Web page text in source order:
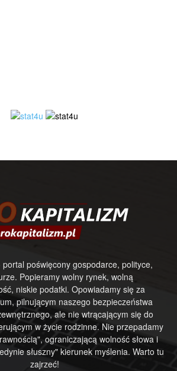
poświęcony gospodarce, polityce,
Popieramy wolny rynek, wolną
niskie podatki. Opowiadamy się za
pilnującym naszego bezpieczeństwa
ale nie wtrącającym się do
w życie rodzinne. Nie przepadamy
ograniczającą wolność słowa i
słuszny" kierunek myślenia. Warto tu
zajrzeć!